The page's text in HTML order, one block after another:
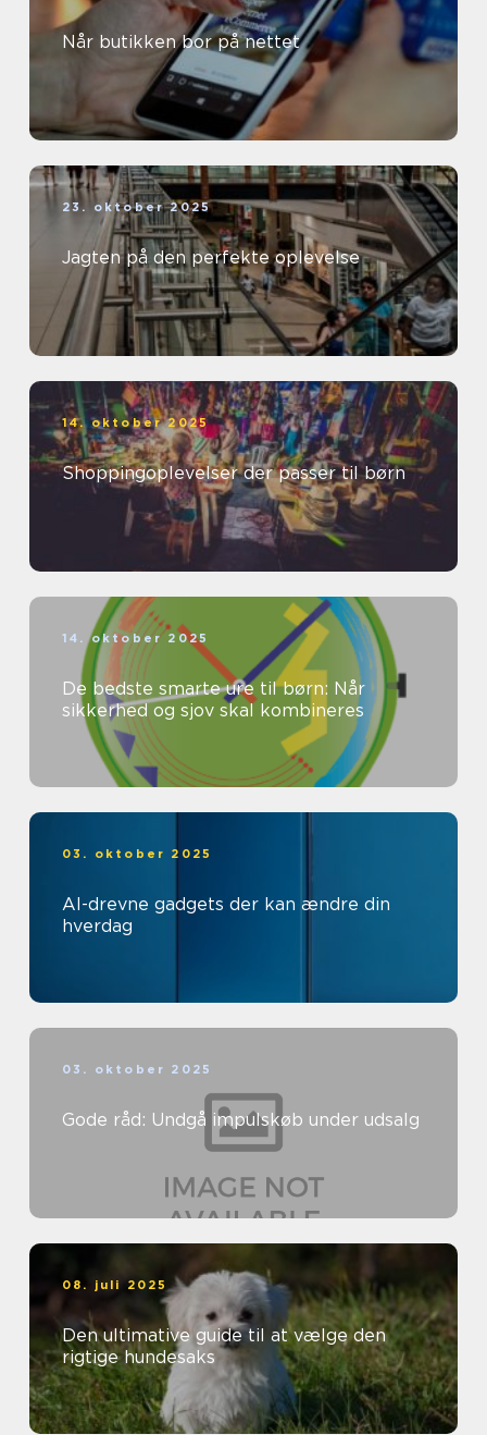
Når butikken bor på nettet
23. oktober 2025
Jagten på den perfekte oplevelse
14. oktober 2025
Shoppingoplevelser der passer til børn
14. oktober 2025
De bedste smarte ure til børn: Når
sikkerhed og sjov skal kombineres
03. oktober 2025
AI-drevne gadgets der kan ændre din
hverdag
03. oktober 2025
Gode råd: Undgå impulskøb under udsalg
08. juli 2025
Den ultimative guide til at vælge den
rigtige hundesaks